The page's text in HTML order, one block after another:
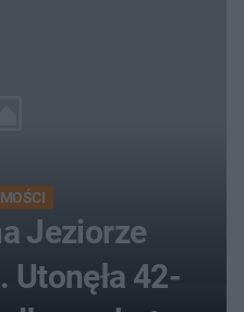
Jeziorze
Utonęła 42-